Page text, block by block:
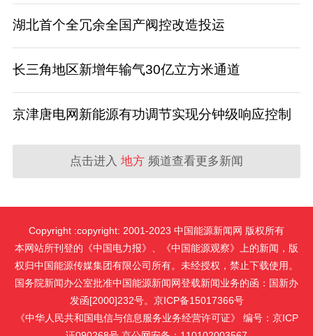
湖北首个全冗余全国产阀控改造投运
长三角地区新增年输气30亿立方米通道
京津唐电网新能源有功调节实现分钟级响应控制
点击进入 地方 频道查看更多新闻
Copyright :copyright: 2001-2023 中国能源新闻网 版权所有
本网站所刊登的《中国电力报》、《中国能源观察》上的新闻，版
权归中国能源传媒集团有限公司所有。未经授权，禁止下载使用。
国务院新闻办公室批准中国能源新闻网登载新闻业务的函：国新办
发函[2000]232号。京ICP备15017366号
《中华人民共和国电信与信息服务业务经营许可证》 编号：京ICP